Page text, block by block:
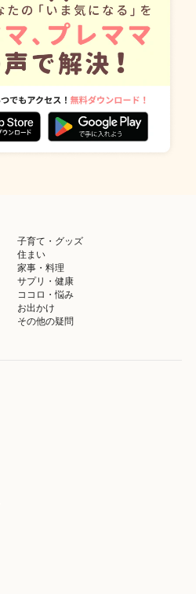
子育て・グッズ
住まい
家事・料理
サプリ・健康
ココロ・悩み
お出かけ
その他の疑問